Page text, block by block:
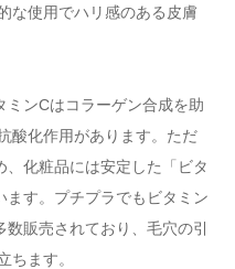
な使用でハリ感のある皮膚
ミンCはコラーゲン合成を助
酸化作用があります。ただ
、化粧品には安定した「ビタ
ます。プチプラでもビタミン
販売されており、毛穴の引
ちます。